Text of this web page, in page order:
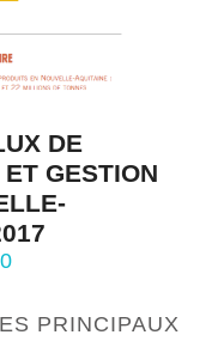
DE
GESTION
PRINCIPAUX